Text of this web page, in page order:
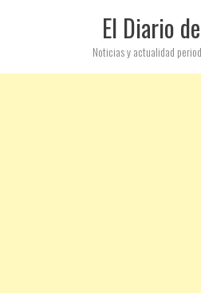
El Diario
Noticias y actualidad